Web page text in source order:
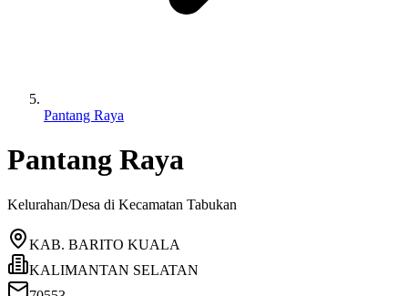
Pantang Raya
Pantang Raya
Kelurahan/Desa di Kecamatan Tabukan
KAB. BARITO KUALA
KALIMANTAN SELATAN